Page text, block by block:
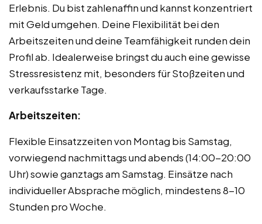
Erlebnis. Du bist zahlenaffin und kannst konzentriert
mit Geld umgehen. Deine Flexibilität bei den
Arbeitszeiten und deine Teamfähigkeit runden dein
Profil ab. Idealerweise bringst du auch eine gewisse
Stressresistenz mit, besonders für Stoßzeiten und
verkaufsstarke Tage.
Arbeitszeiten:
Flexible Einsatzzeiten von Montag bis Samstag,
vorwiegend nachmittags und abends (14:00-20:00
Uhr) sowie ganztags am Samstag. Einsätze nach
individueller Absprache möglich, mindestens 8-10
Stunden pro Woche.